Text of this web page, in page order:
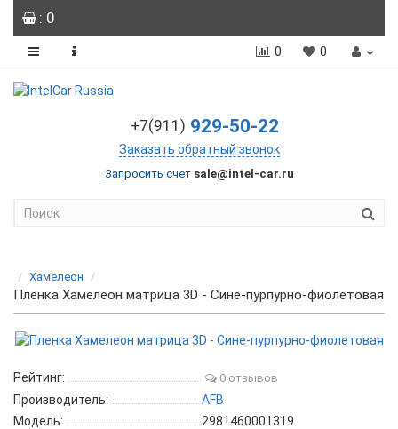
: 0
0 0
+7(911) 929-50-22
Заказать обратный звонок
Запросить счет sale@intel-car.ru
Хамелеон
Пленка Хамелеон матрица 3D - Сине-пурпурно-фиолетовая
Рейтинг: 0 отзывов
Производитель:
AFB
Модель:
2981460001319